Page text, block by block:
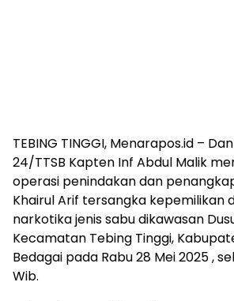
TEBING TINGGI, Menarapos.id –
24/TTSB Kapten Inf Abdul Malik
operasi penindakan dan
Khairul Arif tersangka kepemilikan
narkotika jenis sabu dikawasan
Kecamatan Tebing Tinggi,
Bedagai pada Rabu 28 Mei 2025 ,
Wib.